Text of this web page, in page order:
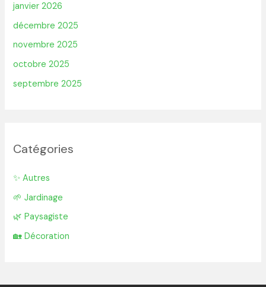
janvier 2026
décembre 2025
novembre 2025
octobre 2025
septembre 2025
Catégories
✨ Autres
🌱 Jardinage
🌿 Paysagiste
🏡 Décoration